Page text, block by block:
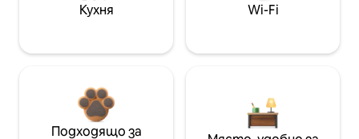
Кухня Wi-Fi
Подходящо за